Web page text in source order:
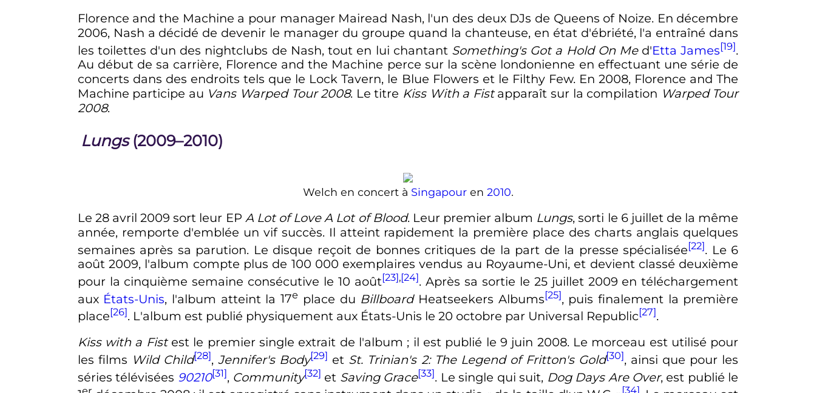
Florence and the Machine a pour manager Mairead Nash, l'un des deux DJs de Queens of Noize. En décembre
2006, Nash a décidé de devenir le manager du groupe quand la chanteuse, en état d'ébriété, l'a entraîné dans
les toilettes d'un des nightclubs de Nash, tout en lui chantant Something's Got a Hold On Med'Etta James[19].
Au début de sa carrière, Florence and the Machine perce sur la scène londonienne en effectuant une série de
concerts dans des endroits tels que le Lock Tavern, le Blue Flowers et le Filthy Few. En 2008, Florence and The
Machine participe au Vans Warped Tour 2008. Le titre Kiss With a Fistapparaît sur la compilation Warped Tour
2008.
Lungs(2009–2010)
Welch en concert à Singapouren 2010.
Le 28 avril 2009 sort leur EP A Lot of Love A Lot of Blood. Leur premier album Lungs, sorti le 6 juillet de la même
année, remporte d'emblée un vif succès. Il atteint rapidement la première place des charts anglais quelques
semaines après sa parution. Le disque reçoit de bonnes critiques de la part de la presse spécialisée[22]. Le 6
août 2009, l'album compte plus de 100 000 exemplaires vendus au Royaume-Uni, et devient classé deuxième
pour la cinquième semaine consécutive le 10 août[23],[24]. Après sa sortie le 25 juillet 2009 en téléchargement
aux États-Unis, l'album atteint la17e place du BillboardHeatseekers Albums[25], puis finalement la première
place[26]. L'album est publié physiquement aux États-Unis le 20 octobre par Universal Republic[27].
Kiss with a Fistest le premier single extrait de l'album ; il est publié le 9 juin 2008. Le morceau est utilisé pour
les films Wild Child[28],Jennifer's Body[29] et St. Trinian's 2: The Legend of Fritton's Gold[30], ainsi que pour les
séries télévisées 90210[31], Community[32] et Saving Grace[33]. Le single qui suit, Dog Days Are Over, est publié le
er [34]